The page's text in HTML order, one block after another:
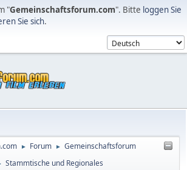
"Gemeinschaftsforum.com". Bitte loggen Sie
Sie sich.
► Forum ► Gemeinschaftsforum
Stammtische und Regionales